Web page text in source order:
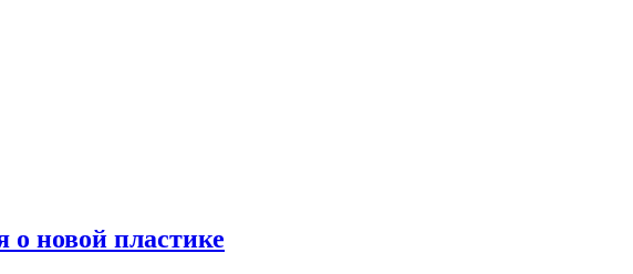
о новой пластике